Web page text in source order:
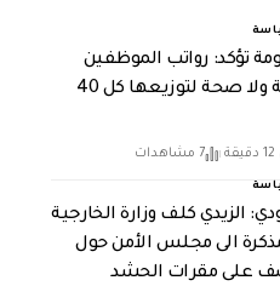
تؤكد: رواتب الموظفين
مؤمنة ولا صحة لتوزيعها كل 40
7 مشاهدات
الزيدي كلف وزارة الخارجية
الى مجلس الأمن حول
على مقرات الحشد